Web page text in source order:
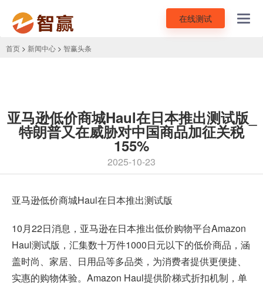
在线测试
首页 > 新闻中心 > 智赢头条
亚马逊低价商城Haul在日本推出测试版_
特朗普又在威胁对中国商品加征关税
155%
2025-10-23
亚马逊低价商城Haul在日本推出测试版
10月22日消息，亚马逊在日本推出低价购物平台Amazon
Haul测试版，汇集数十万件1000日元以下的低价商品，涵
盖时尚、家居、日用品等多品类，为消费者提供更便捷、
实惠的购物体验。Amazon Haul提供阶梯式折扣机制，单